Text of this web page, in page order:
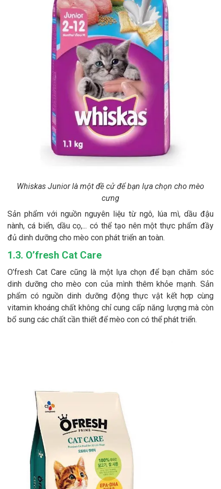
Whiskas Junior là một đề cử để bạn lựa chọn cho mèo
cưng
Sản phẩm với nguồn nguyên liệu từ ngô, lúa mì, dầu đậu
nành, cá biển, dầu cọ,... có thể tạo nên một thực phẩm đầy
đủ dinh dưỡng cho mèo con phát triển an toàn.
1.3. O’fresh Cat Care
O’fresh Cat Care cũng là một lựa chọn để bạn chăm sóc
dinh dưỡng cho mèo con của mình thêm khỏe mạnh. Sản
phẩm có nguồn dinh dưỡng động thực vật kết hợp cùng
vitamin khoáng chất không chỉ cung cấp năng lượng mà còn
bổ sung các chất cần thiết để mèo con có thể phát triển.